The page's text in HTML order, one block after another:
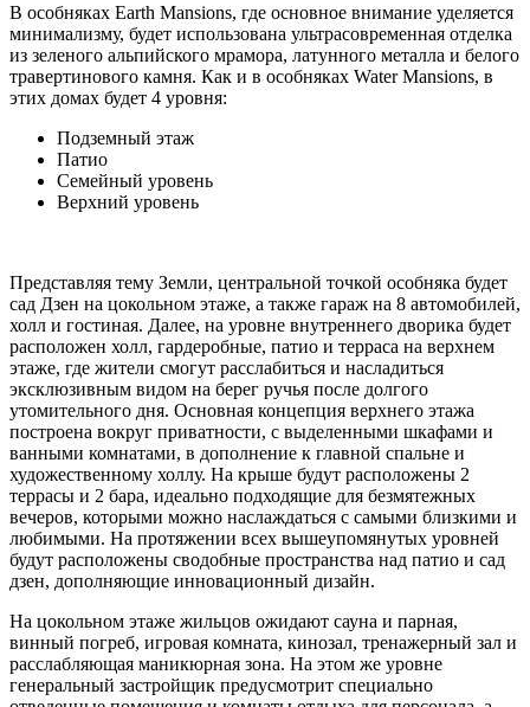
В особняках Earth Mansions, где основное внимание уделяется
минимализму, будет использована ультрасовременная отделка
из зеленого альпийского мрамора, латунного металла и белого
травертинового камня. Как и в особняках Water Mansions, в
этих домах будет 4 уровня:
Подземный этаж
Патио
Семейный уровень
Верхний уровень
Представляя тему Земли, центральной точкой особняка будет
сад Дзен на цокольном этаже, а также гараж на 8 автомобилей,
холл и гостиная. Далее, на уровне внутреннего дворика будет
расположен холл, гардеробные, патио и терраса на верхнем
этаже, где жители смогут расслабиться и насладиться
эксклюзивным видом на берег ручья после долгого
утомительного дня. Основная концепция верхнего этажа
построена вокруг приватности, с выделенными шкафами и
ванными комнатами, в дополнение к главной спальне и
художественному холлу. На крыше будут расположены 2
террасы и 2 бара, идеально подходящие для безмятежных
вечеров, которыми можно наслаждаться с самыми близкими и
любимыми. На протяжении всех вышеупомянутых уровней
будут расположены сводобные пространства над патио и сад
дзен, дополняющие инновационный дизайн.
На цокольном этаже жильцов ожидают сауна и парная,
винный погреб, игровая комната, кинозал, тренажерный зал и
расслабляющая маникюрная зона. На этом же уровне
генеральный застройщик предусмотрит специально